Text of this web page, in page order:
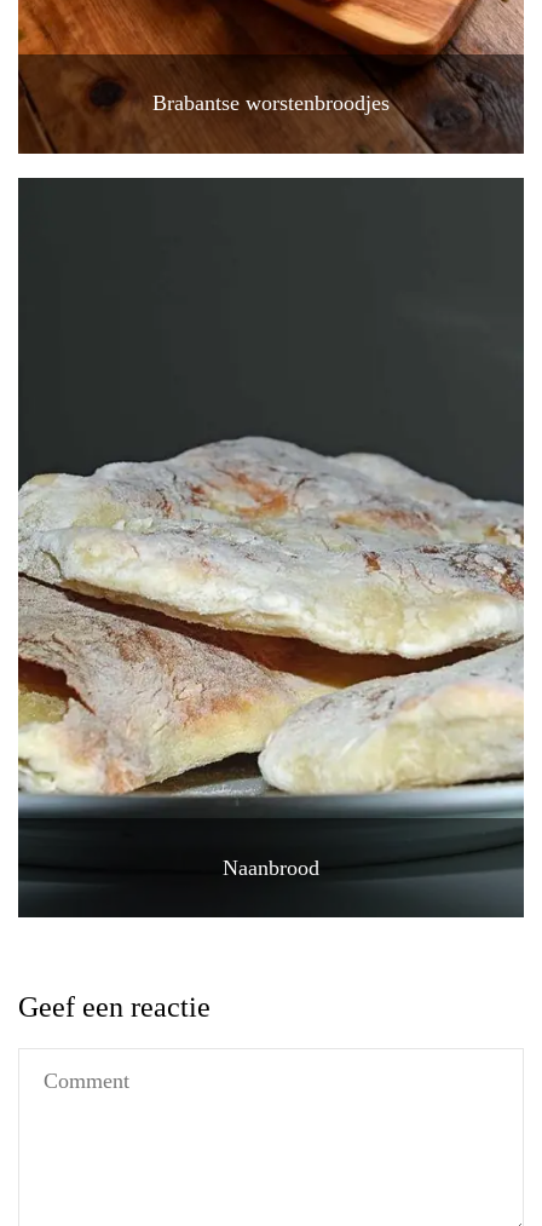
Brabantse worstenbroodjes
Naanbrood
Geef een reactie